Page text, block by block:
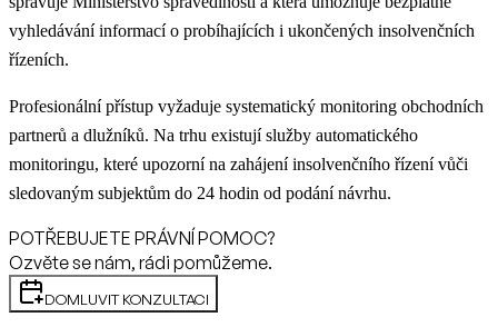
vyhledávání informací o probíhajících i ukončených insolvenčních
řízeních.
Profesionální přístup vyžaduje systematický monitoring obchodních
partnerů a dlužníků. Na trhu existují služby automatického
monitoringu, které upozorní na zahájení insolvenčního řízení vůči
sledovaným subjektům do 24 hodin od podání návrhu.
POTŘEBUJETE PRÁVNÍ POMOC?
Ozvěte se nám, rádi pomůžeme.
DOMLUVIT KONZULTACI